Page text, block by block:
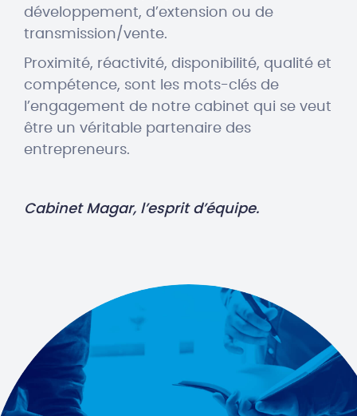
développement, d’extension ou de
transmission/vente.
Proximité, réactivité, disponibilité, qualité et
compétence, sont les mots-clés de
l’engagement de notre cabinet qui se veut
être un véritable partenaire des
entrepreneurs.
Cabinet Magar, l’esprit d’équipe.